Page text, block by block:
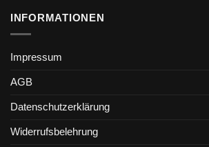
INFORMATIONEN
Impressum
AGB
Datenschutzerklärung
Widerrufsbelehrung